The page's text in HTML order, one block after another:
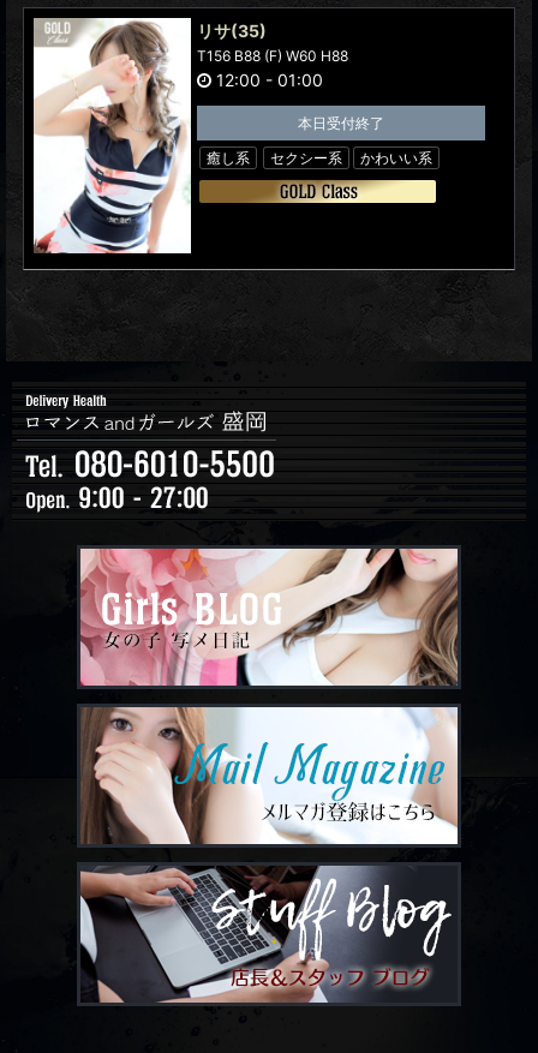
リサ(35)
T156 B88 (F) W60 H88
12:00 - 01:00
本日受付終了
癒し系
セクシー系 かわいい系